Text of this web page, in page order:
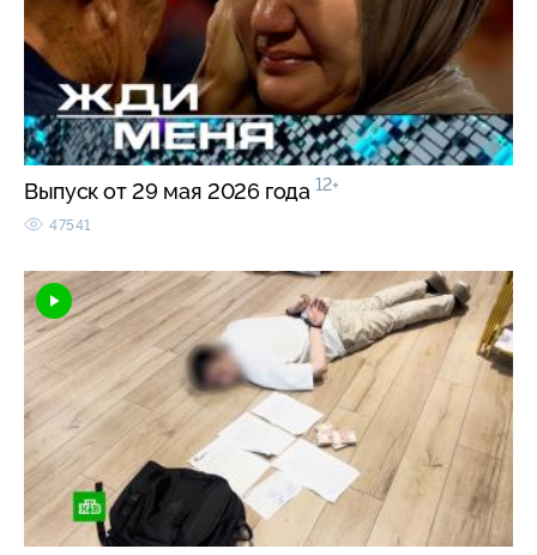
Выпуск от 29 мая 2026 года 12+
47541